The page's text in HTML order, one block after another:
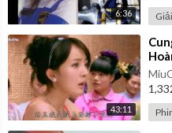
6:36
43:11